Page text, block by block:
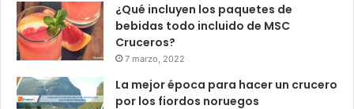
¿Qué incluyen los paquetes de
bebidas todo incluido de MSC
Cruceros?
7 marzo, 2022
La mejor época para hacer un crucero
por los fiordos noruegos